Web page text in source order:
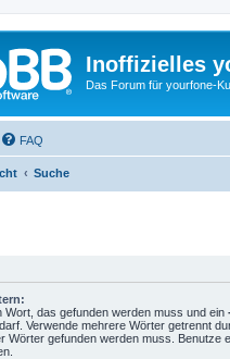
Inoffizielles
Das Forum für yourfone-
FAQ
Suche
Wort, das gefunden werden muss und ein
Verwende mehrere Wörter getrennt
Wörter gefunden werden muss. Benutze